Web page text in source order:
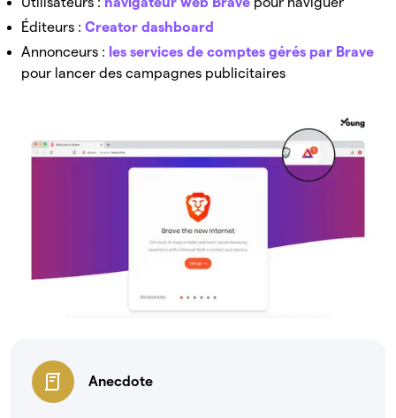
Éditeurs : Creator dashboard
Annonceurs : les services de comptes gérés par Brave
pour lancer des campagnes publicitaires
Anecdote